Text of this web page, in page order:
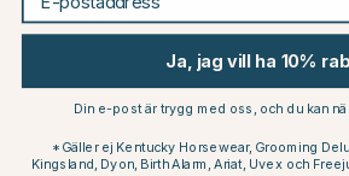
Betyg:
Andra köpte också
20
Ja, jag vill ha 10%
Din e-post är trygg med oss, och du kan
*Gäller ej Kentucky Horsewear, Grooming
Kingsland, Dyon, Birth Alarm, Ariat, Uvex och